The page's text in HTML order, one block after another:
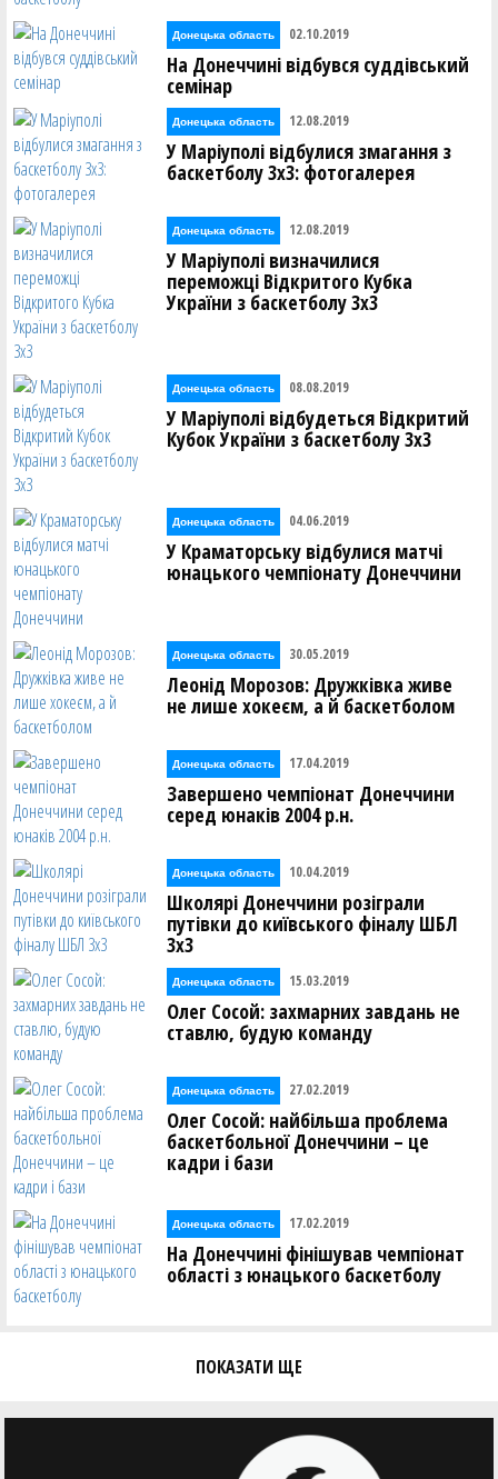
Донецька область 02.10.2019
На Донеччині відбувся суддівський
семінар
Донецька область 12.08.2019
У Маріуполі відбулися змагання з
баскетболу 3х3: фотогалерея
Донецька область 12.08.2019
У Маріуполі визначилися
переможці Відкритого Кубка
України з баскетболу 3х3
Донецька область 08.08.2019
У Маріуполі відбудеться Відкритий
Кубок України з баскетболу 3х3
Донецька область 04.06.2019
У Краматорську відбулися матчі
юнацького чемпіонату Донеччини
Донецька область 30.05.2019
Леонід Морозов: Дружківка живе
не лише хокеєм, а й баскетболом
Донецька область 17.04.2019
Завершено чемпіонат Донеччини
серед юнаків 2004 р.н.
Донецька область 10.04.2019
Школярі Донеччини розіграли
путівки до київського фіналу ШБЛ
3х3
Донецька область 15.03.2019
Олег Сосой: захмарних завдань не
ставлю, будую команду
Донецька область 27.02.2019
Олег Сосой: найбільша проблема
баскетбольної Донеччини – це
кадри і бази
Донецька область 17.02.2019
На Донеччині фінішував чемпіонат
області з юнацького баскетболу
ПОКАЗАТИ ЩЕ